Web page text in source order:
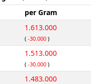
per Gram
1.613.000
( -30.000 )
1.513.000
( -30.000 )
1.483.000